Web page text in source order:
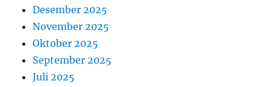
Desember 2025
November 2025
Oktober 2025
September 2025
Juli 2025